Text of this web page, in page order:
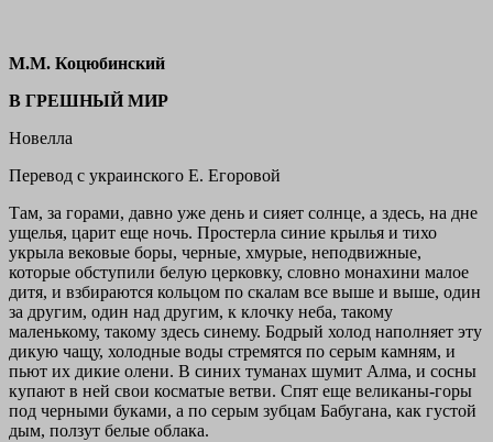
М.М. Коцюбинский
В ГРЕШНЫЙ МИР
Новелла
Перевод с украинского Е. Егоровой
Там, за горами, давно уже день и сияет солнце, а здесь, на дне
ущелья, царит еще ночь. Простерла синие крылья и тихо
укрыла вековые боры, черные, хмурые, неподвижные,
которые обступили белую церковку, словно монахини малое
дитя, и взбираются кольцом по скалам все выше и выше, один
за другим, один над другим, к клочку неба, такому
маленькому, такому здесь синему. Бодрый холод наполняет эту
дикую чащу, холодные воды стремятся по серым камням, и
пьют их дикие олени. В синих туманах шумит Алма, и сосны
купают в ней свои косматые ветви. Спят еще великаны-горы
под черными буками, а по серым зубцам Бабугана, как густой
дым, ползут белые облака.